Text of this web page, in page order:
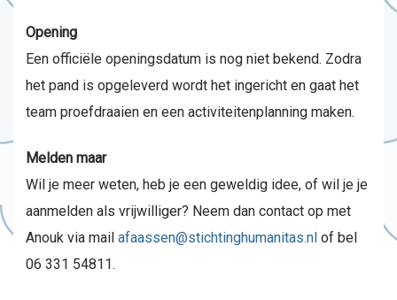
Opening
Een officiële openingsdatum is nog niet bekend. Zodra
het pand is opgeleverd wordt het ingericht en gaat het
team proefdraaien en een activiteitenplanning maken.
Melden maar
Wil je meer weten, heb je een geweldig idee, of wil je je
aanmelden als vrijwilliger? Neem dan contact op met
Anouk via mail afaassen@stichtinghumanitas.nl of bel
06 331 54811.